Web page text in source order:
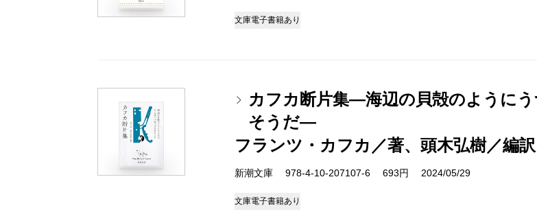
文庫電子書籍あり
カフカ断片集―海辺の貝殻のように
そうだ―
フランツ・カフカ／著、頭木弘樹／編訳
新潮文庫 978-4-10-207107-6 693円 2024/05/29
文庫電子書籍あり